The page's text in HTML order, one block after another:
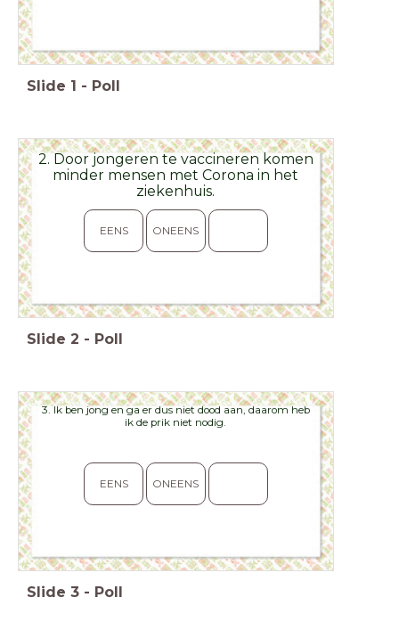
Slide 1 - Poll
2. Door jongeren te vaccineren komen
minder mensen met Corona in het
ziekenhuis.
EENS ONEENS
Slide 2 - Poll
3. Ik ben jong en ga er dus niet dood aan, daarom heb
ik de prik niet nodig.
EENS ONEENS
Slide 3 - Poll